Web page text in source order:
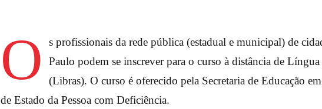
O
s profissionais da rede pública (estadual e municipal) de
Paulo podem se inscrever para o curso à distância de
(Libras). O curso é oferecido pela Secretaria de Educação
de Estado da Pessoa com Deficiência.